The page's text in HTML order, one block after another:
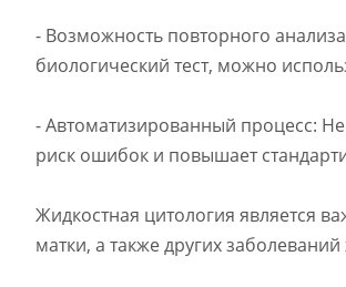
- Возможность повторного
биологический тест, можно
- Автоматизированный процесс:
риск ошибок и повышает
Жидкостная цитология является
матки, а также других